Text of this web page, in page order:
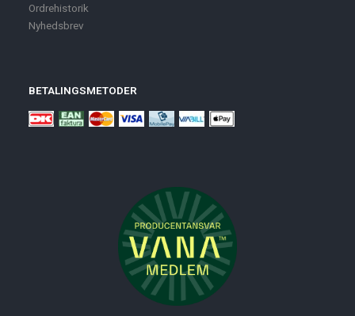
Ordrehistorik
Nyhedsbrev
BETALINGSMETODER